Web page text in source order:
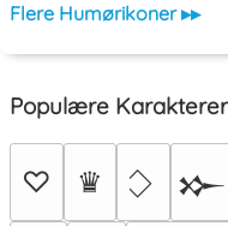
Flere Humørikoner ▸▸
Populære Karakterer
♡ ♛ 𒁍